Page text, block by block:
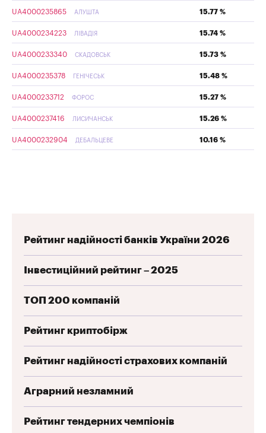
UA4000235865 АЛУШТА 15.77 %
UA4000234223 ЛІВАДІЯ 15.74 %
UA4000233340 СКАДОВСЬК 15.73 %
UA4000235378 ГЕНІЧЕСЬК 15.48 %
UA4000233712 ФОРОС 15.27 %
UA4000237416 ЛИСИЧАНСЬК 15.26 %
UA4000232904 ДЕБАЛЬЦЕВЕ 10.16 %
Рейтинг надійності банків України 2026
Інвестиційний рейтинг – 2025
ТОП 200 компаній
Рейтинг криптобірж
Рейтинг надійності страхових компаній
Аграрний незламний
Рейтинг тендерних чемпіонів